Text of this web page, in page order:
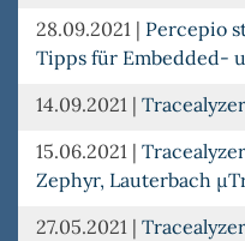
28.09.2021 | Percepio
Tipps für Embedded-
14.09.2021 |
15.06.2021 |
Zephyr, Lauterbach
27.05.2021 |